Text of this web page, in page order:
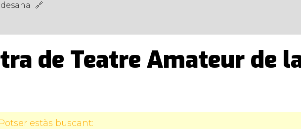
de Teatre Amateur de
estàs buscant: